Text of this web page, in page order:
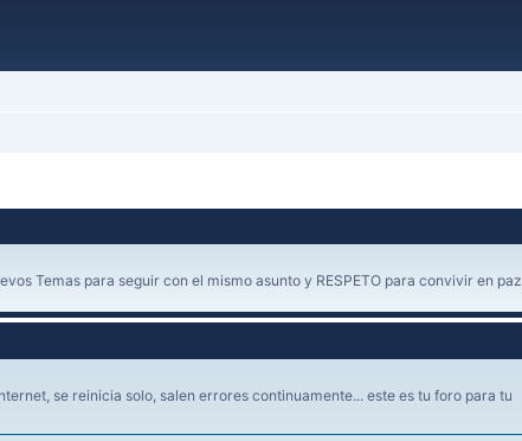
Temas para seguir con el mismo asunto y RESPETO para convivir en paz
se reinicia solo, salen errores continuamente... este es tu foro para tu